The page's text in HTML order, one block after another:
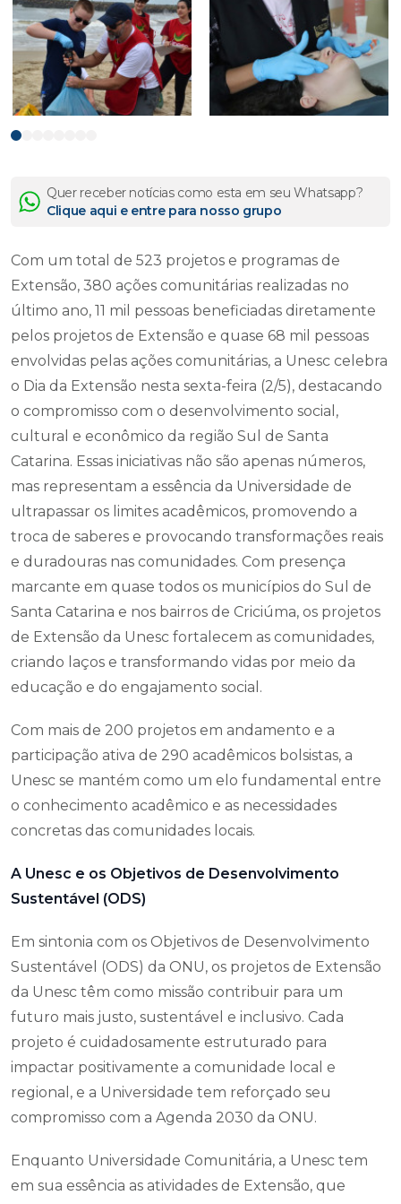
Fotos: Arquivo Agecom Unesc
Clique aqui e entre para nosso grupo
Com um total de 523 projetos e programas de
Extensão, 380 ações comunitárias realizadas no
último ano, 11 mil pessoas beneficiadas diretamente
pelos projetos de Extensão e quase 68 mil pessoas
envolvidas pelas ações comunitárias, a Unesc celebra
o Dia da Extensão nesta sexta-feira (2/5), destacando
o compromisso com o desenvolvimento social,
cultural e econômico da região Sul de Santa
Catarina. Essas iniciativas não são apenas números,
mas representam a essência da Universidade de
ultrapassar os limites acadêmicos, promovendo a
troca de saberes e provocando transformações reais
e duradouras nas comunidades. Com presença
marcante em quase todos os municípios do Sul de
Santa Catarina e nos bairros de Criciúma, os projetos
de Extensão da Unesc fortalecem as comunidades,
educação e do engajamento social.
Com mais de 200 projetos em andamento e a
participação ativa de 290 acadêmicos bolsistas, a
Unesc se mantém como um elo fundamental entre
concretas das comunidades locais.
Em sintonia com os Objetivos de Desenvolvimento
Sustentável (ODS) da ONU, os projetos de Extensão
da Unesc têm como missão contribuir para um
futuro mais justo, sustentável e inclusivo. Cada
projeto é cuidadosamente estruturado para
impactar positivamente a comunidade local e
compromisso com a Agenda 2030 da ONU.